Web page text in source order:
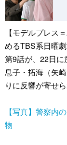
【モデルプレス
めるTBS系日曜
第9話が、22日に
息子・拓海（矢
りに反響が寄せ
【写真】警察内
物